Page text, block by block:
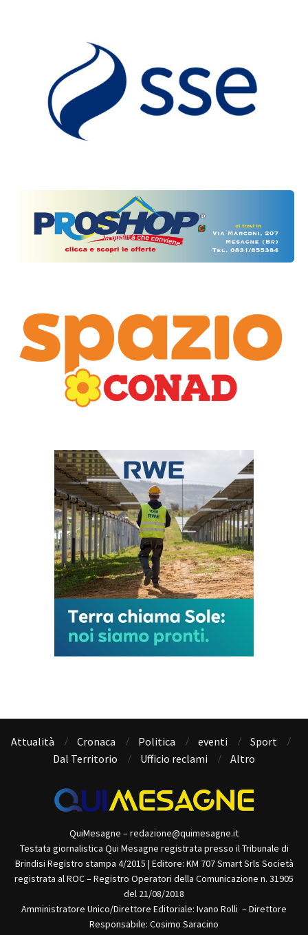
Attualità Cronaca Politica eventi
Sport
Dal Territorio
Ufficio reclami Altro
QuiMesagne – redazione@quimesagne.it
Testata giornalistica Qui Mesagne registrata presso il Tribunale di
Brindisi Registro stampa 4/2015 | Editore: KM 707 Smart Srls Società
registrata al ROC – Registro Operatori della Comunicazione n. 31905
del 21/08/2018
Amministratore Unico/Direttore Editoriale: Ivano Rolli – Direttore
Responsabile: Cosimo Saracino